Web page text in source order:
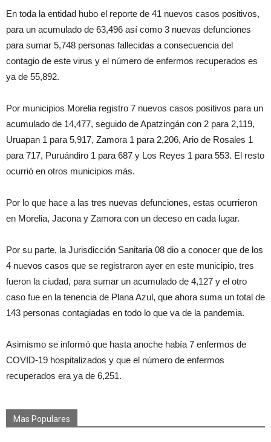
En toda la entidad hubo el reporte de 41 nuevos casos positivos,
para un acumulado de 63,496 así como 3 nuevas defunciones
para sumar 5,748 personas fallecidas a consecuencia del
contagio de este virus y el número de enfermos recuperados es
ya de 55,892.
Por municipios Morelia registro 7 nuevos casos positivos para un
acumulado de 14,477, seguido de Apatzingán con 2 para 2,119,
Uruapan 1 para 5,917, Zamora 1 para 2,206, Ario de Rosales 1
para 717, Puruándiro 1 para 687 y Los Reyes 1 para 553. El resto
ocurrió en otros municipios más.
Por lo que hace a las tres nuevas defunciones, estas ocurrieron
en Morelia, Jacona y Zamora con un deceso en cada lugar.
Por su parte, la Jurisdicción Sanitaria 08 dio a conocer que de los
4 nuevos casos que se registraron ayer en este municipio, tres
fueron la ciudad, para sumar un acumulado de 4,127 y el otro
caso fue en la tenencia de Plana Azul, que ahora suma un total de
143 personas contagiadas en todo lo que va de la pandemia.
Asimismo se informó que hasta anoche había 7 enfermos de
COVID-19 hospitalizados y que el número de enfermos
recuperados era ya de 6,251.
Mas Populares